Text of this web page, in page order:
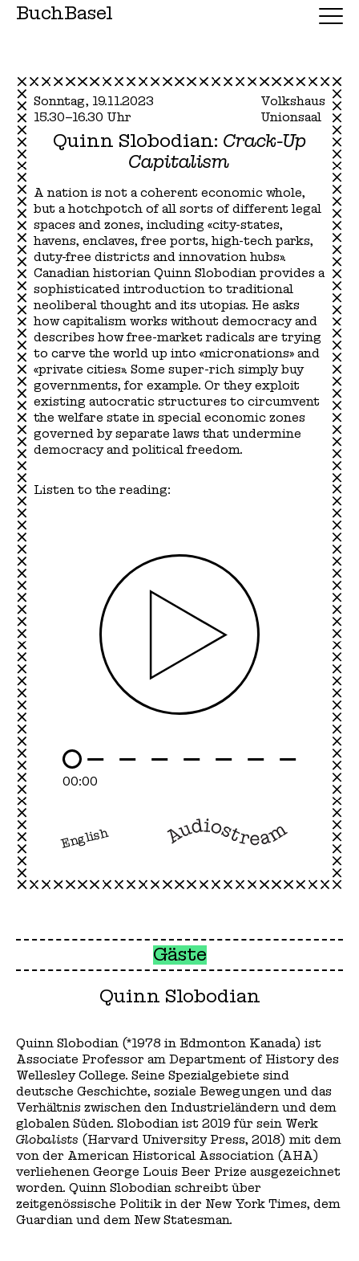
BuchBasel
Sonntag, 19.11.2023
15.30–16.30 Uhr
Volkshaus
Unionsaal
Quinn Slobodian: Crack-Up
Capitalism
A nation is not a coherent economic whole,
but a hotchpotch of all sorts of different legal
spaces and zones, including «city-states,
havens, enclaves, free ports, high-tech parks,
duty-free districts and innovation hubs».
Canadian historian Quinn Slobodian provides a
sophisticated introduction to traditional
neoliberal thought and its utopias. He asks
how capitalism works without democracy and
describes how free-market radicals are trying
to carve the world up into «micronations» and
«private cities». Some super-rich simply buy
governments, for example. Or they exploit
existing autocratic structures to circumvent
the welfare state in special economic zones
governed by separate laws that undermine
democracy and political freedom.
Listen to the reading:
00:00
English
Gäste
Quinn Slobodian
Quinn Slobodian (*1978 in Edmonton Kanada) ist
Associate Professor am Department of History des
Wellesley College. Seine Spezialgebiete sind
deutsche Geschichte, soziale Bewegungen und das
Verhältnis zwischen den Industrieländern und dem
globalen Süden. Slobodian ist 2019 für sein Werk
Globalists (Harvard University Press, 2018) mit dem
von der American Historical Association (AHA)
verliehenen George Louis Beer Prize ausgezeichnet
worden. Quinn Slobodian schreibt über
zeitgenössische Politik in der New York Times, dem
Guardian und dem New Statesman.